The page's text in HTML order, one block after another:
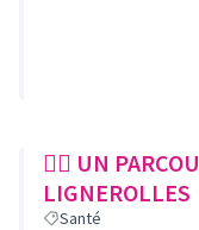
🏃‍♀️ UN
LIGNEROLLES
Santé